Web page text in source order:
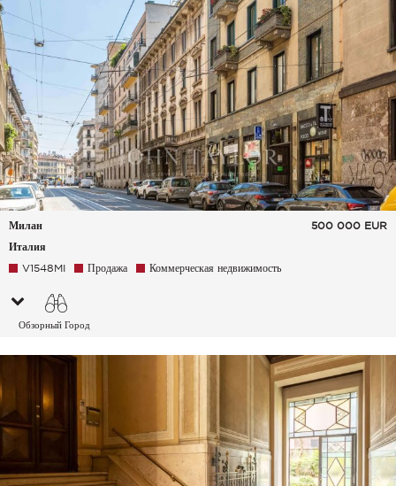
Милан
Италия
500 000 EUR
V1548MI Продажа Коммерческая недвижимость
Обзорный Город